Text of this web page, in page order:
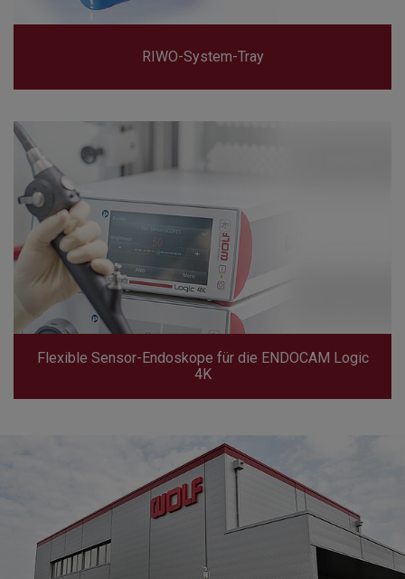
RIWO-System-Tray
Flexible Sensor-Endoskope für die ENDOCAM Logic
4K